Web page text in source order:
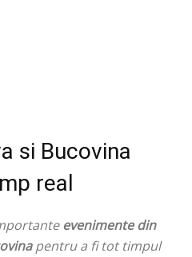
si Bucovina
real
evenimente din
pentru a fi tot timpul